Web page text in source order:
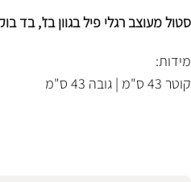
סטול מעוצב רגלי פיל בגוון בז', בד
מידות:
קוטר 43 ס"מ | גובה 43 ס"מ